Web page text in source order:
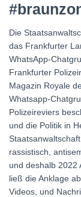
Die
das Frankfurter
WhatsApp-
Frankfurter
Magazin Royale
Whatsapp-
Polizeireviers
und die Politik in
rassistisch,
und deshalb 2022
ließ die Anklage
Videos, und